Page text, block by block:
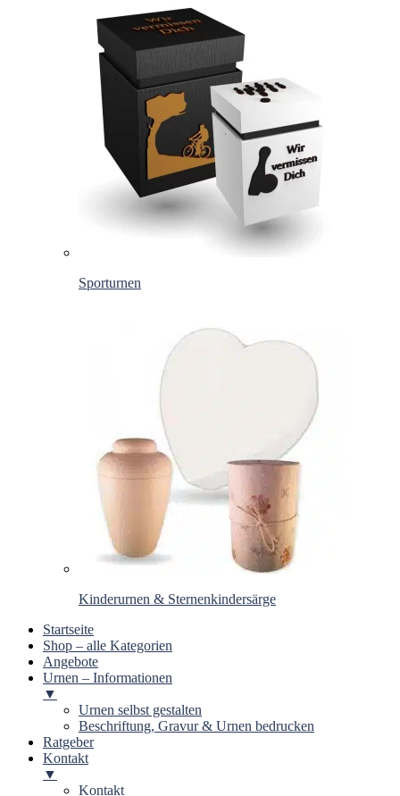
Sporturnen
Kinderurnen & Sternenkindersärge
Startseite
Shop – alle Kategorien
Angebote
Urnen – Informationen
▼
Urnen selbst gestalten
Beschriftung, Gravur & Urnen bedrucken
Ratgeber
Kontakt
▼
Kontakt